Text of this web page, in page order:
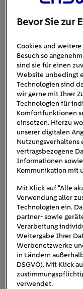
Dadurch
Heizkosten
Wärme im
Wohnraum
während der
gedrosselt
Eine
niedrigeren CO
Anlagen. Das
sondern
Möchten Sie
nutzen, schützt
Beispiel
verblassen.
sollten wegen
dem
Nach dem
in vielen Fällen
Dämmung der
des Daches.
Bevor Sie zur
Cookies und
Besuch so
sind sie für einen
Website unbedingt
Technologien sind
wir gerne mit Ihrer
Technologien für
Komfortfunktionen
einsetzen. Hierzu
unserer digitalen
Nutzungsverhaltens
vertragsbezogene
Informationen
Kommunikation mit
Mit Klick auf "Alle
Verwendung aller
Technologien ein.
partner- sowie
Verarbeitung
Weitergabe Ihrer
Werbenetzwerke
in Ländern
DSGVO). Mit Klick
verwendet.